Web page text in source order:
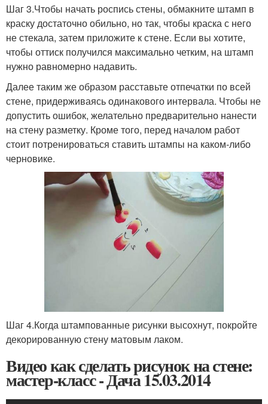
Шаг 3.Чтобы начать роспись стены, обмакните штамп в
краску достаточно обильно, но так, чтобы краска с него
не стекала, затем приложите к стене. Если вы хотите,
чтобы оттиск получился максимально четким, на штамп
нужно равномерно надавить.
Далее таким же образом расставьте отпечатки по всей
стене, придерживаясь одинакового интервала. Чтобы не
допустить ошибок, желательно предварительно нанести
на стену разметку. Кроме того, перед началом работ
стоит потренироваться ставить штампы на каком-либо
черновике.
Шаг 4.Когда штампованные рисунки высохнут, покройте
декорированную стену матовым лаком.
Видео как сделать рисунок на стене:
мастер-класс - Дача 15.03.2014